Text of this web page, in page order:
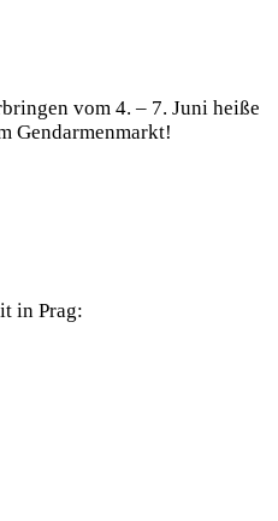
vom 4. – 7. Juni heiße
Gendarmenmarkt!
in Prag: